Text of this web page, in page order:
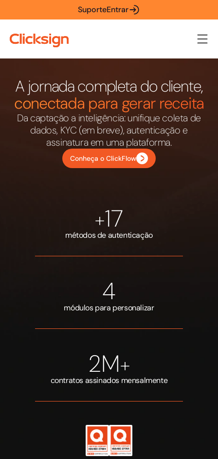
SuporteEntrar
A jornada completa do cliente,
conectada para gerar receita
Da captação a inteligência: unifique coleta de
dados, KYC (em breve), autenticação e
assinatura em uma plataforma.
Conheça o ClickFlow
+17
métodos de autenticação
4
módulos para personalizar
2M+
contratos assinados mensalmente